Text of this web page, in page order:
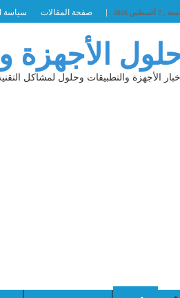
, 7 أغسطس 2026 صفحة المقالات سياسة
الأجهزة
أخبار الأجهزة والتطبيقات وحلول لمشاكل